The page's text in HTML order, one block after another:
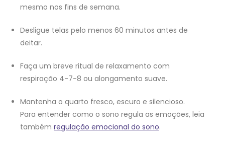
mesmo nos fins de semana.
Desligue telas pelo menos 60 minutos antes de
deitar.
Faça um breve ritual de relaxamento com
respiração 4-7-8 ou alongamento suave.
Mantenha o quarto fresco, escuro e silencioso.
Para entender como o sono regula as emoções, leia
também regulação emocional do sono.